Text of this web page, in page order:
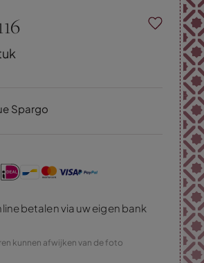
Spargo
betalen via uw eigen bank
kunnen afwijken van de foto